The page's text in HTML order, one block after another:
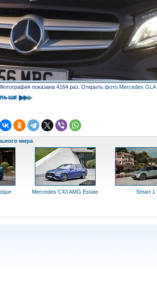
Фотография показана 4164 раз. Открыть фото Mercedes GLA
мира
Mercedes C43 AMG Estate
Smart 1